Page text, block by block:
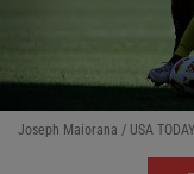
Joseph Maiorana / USA